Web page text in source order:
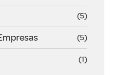
(5)
(5)
(1)